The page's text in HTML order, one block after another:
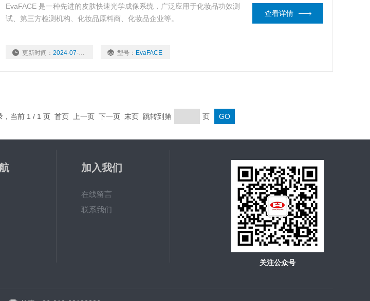
EvaFACE 是一种先进的皮肤快速光学成像系统，广泛应用于化妆品功效测
试、第三方检测机构、化妆品原料商、化妆品企业等。
更新时间：2024-07-12 型号： EvaFACE
查看详情
，当前 1 / 1 页 首页 上一页 下一页 末页 跳转到第 页
加入我们
在线留言
联系我们
关注公众号